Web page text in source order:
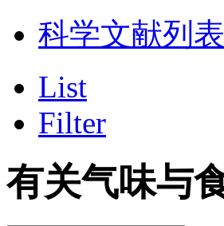
科学文献列表
List
Filter
有关气味与